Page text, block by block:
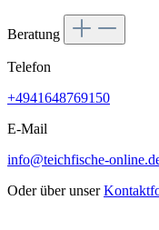
Beratung
Telefon
+4941648769150
E-Mail
info@teichfische-
Oder über unser